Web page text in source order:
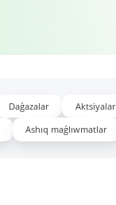
Daǵazalar Aktsiyalar
Ashıq maǵlıwmatlar